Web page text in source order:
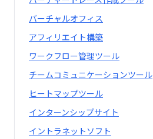
バーチャルオフィス
アフィリエイト構築
ワークフロー管理ツール
チームコミュニケーションツール
ヒートマップツール
インターンシップサイト
イントラネットソフト